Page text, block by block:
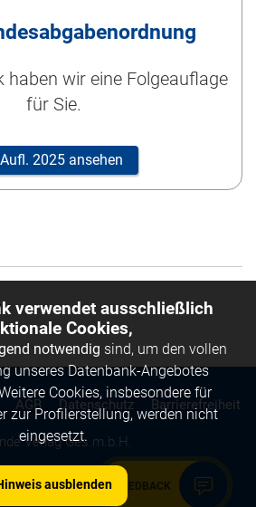
FEEDBACK
haben wir eine Folgeauflage
für Sie.
2025 ansehen
Verlag Ges.m.b.H.
AGB Datenschutz Barrierefreiheit
verwendet ausschließlich
Cookies,
notwendig sind, um den vollen
unseres Datenbank-Angebotes
Cookies, insbesondere für
zur Profilerstellung, werden nicht
eingesetzt.
ausblenden